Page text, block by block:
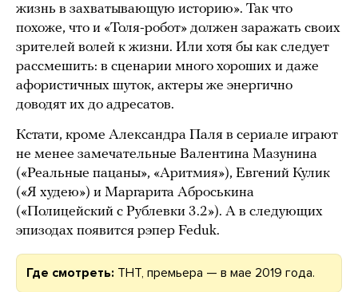
жизнь в захватывающую историю». Так что
похоже, что и «Толя-робот» должен заражать своих
зрителей волей к жизни. Или хотя бы как следует
рассмешить: в сценарии много хороших и даже
афористичных шуток, актеры же энергично
доводят их до адресатов.
Кстати, кроме Александра Паля в сериале играют
не менее замечательные Валентина Мазунина
(«Реальные пацаны», «Аритмия»), Евгений Кулик
(«Я худею») и Маргарита Аброськина
(«Полицейский с Рублевки 3.2»). А в следующих
эпизодах появится рэпер Feduk.
Где смотреть: ТНТ, премьера — в мае 2019 года.